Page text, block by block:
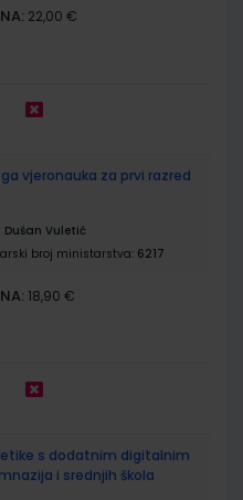
22,00 €
vjeronauka za prvi razred
Vuletić
broj ministarstva: 6217
18,90 €
etike s dodatnim digitalnim
i srednjih škola